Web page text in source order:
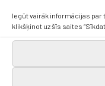
Iegūt vairāk informācijas
klikšķinot uz šīs saites